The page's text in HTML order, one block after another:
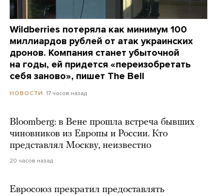
Wildberries потеряла как минимум 100
миллиардов рублей от атак украинских
дронов. Компания станет убыточной
на годы, ей придется «переизобретать
себя заново», пишет The Bell
НОВОСТИ 17 часов назад
Bloomberg: в Вене прошла встреча бывших
чиновников из Европы и России. Кто
представлял Москву, неизвестно
20 часов назад
Евросоюз прекратил предоставлять